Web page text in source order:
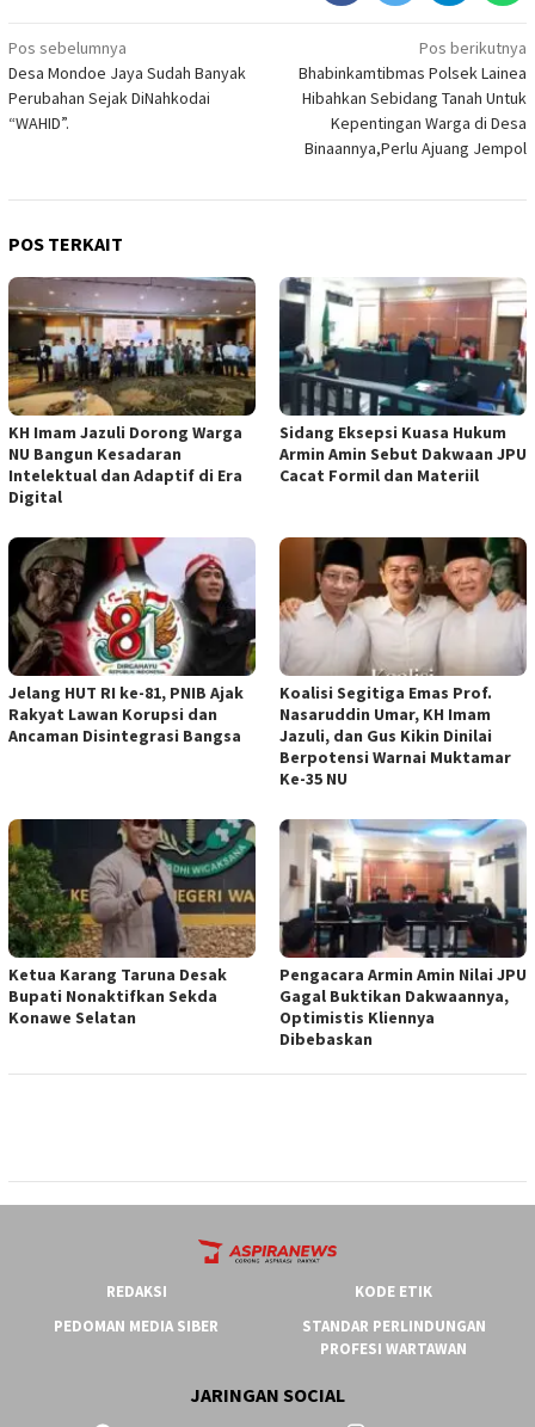
Navigasi
pos
Pos sebelumnya
Desa Mondoe Jaya Sudah Banyak
Perubahan Sejak DiNahkodai
“WAHID”.
Pos berikutnya
Bhabinkamtibmas Polsek Lainea
Hibahkan Sebidang Tanah Untuk
Kepentingan Warga di Desa
Binaannya,Perlu Ajuang Jempol
POS TERKAIT
KH Imam Jazuli Dorong Warga
NU Bangun Kesadaran
Intelektual dan Adaptif di Era
Digital
‎Sidang Eksepsi Kuasa Hukum
Armin Amin Sebut Dakwaan JPU
Cacat Formil dan Materiil
Jelang HUT RI ke-81, PNIB Ajak
Rakyat Lawan Korupsi dan
Ancaman Disintegrasi Bangsa
Koalisi Segitiga Emas Prof.
Nasaruddin Umar, KH Imam
Jazuli, dan Gus Kikin Dinilai
Berpotensi Warnai Muktamar
Ke-35 NU
Ketua ‎Karang Taruna Desak
Bupati Nonaktifkan Sekda
Konawe Selatan
‎Pengacara Armin Amin Nilai JPU
Gagal Buktikan Dakwaannya,
Optimistis Kliennya
Dibebaskan
REDAKSI
KODE ETIK
PEDOMAN MEDIA SIBER
STANDAR PERLINDUNGAN
PROFESI WARTAWAN
JARINGAN SOCIAL